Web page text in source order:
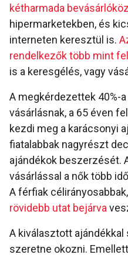
kétharmada
hipermarketekben, és
interneten keresztül is.
rendelkezők több mint
is a keresgélés, vagy
A megkérdezettek 40%-
vásárlásnak, a 65 éven
kezdi meg a karácsonyi
fiatalabbak nagyrészt
ajándékok beszerzését.
vásárlással a nők több
A férfiak célirányosabbak,
rövidebb utat bejárva
A kiválasztott
szeretne okozni.